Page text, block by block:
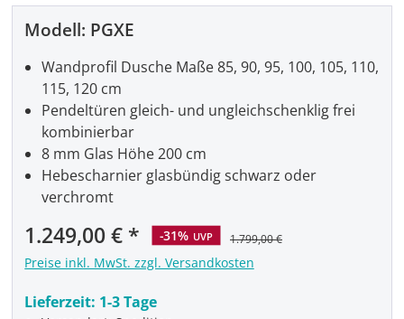
Modell: PGXE
Verkaufspreis:
1.249,00 € -31% UVP 1.799,00 €
Preise inkl. MwSt. zzgl. Versandkosten
Lieferzeit: 1-3 Tage
Wandprofil Dusche Maße 85, 90, 95, 100, 105, 110,
115, 120 cm
Pendeltüren gleich- und ungleichschenklig frei
kombinierbar
8 mm Glas Höhe 200 cm
Hebescharnier glasbündig schwarz oder
verchromt